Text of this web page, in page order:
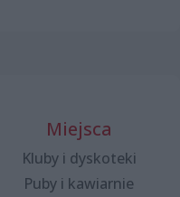
Miejsca
Kluby i dyskoteki
Puby i kawiarnie